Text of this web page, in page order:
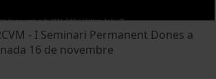
- I Seminari Permanent Dones a
16 de novembre